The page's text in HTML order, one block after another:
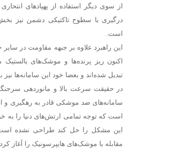
از سوی دیگر استفاده از پهپادهای
درگیری با سطوح تاکتیکی دشمن نیز
است.
این راهبرد علاوه بر جبهه مقاومت در
اکنون ریز پرنده‌ها و موشک‌های بالستیک
تبدیل شده‌اند و بعضا خود این سامانه‌ها
در حقیقت سرعت بالا و مانوردهی
سامانه‌های ضد موشکی قادر به رهگیری و
است که توجه تمامی ارتش‌های دنیا را به
این مشکل را حل کند طراحی نشده است.
مقابله با موشک‌های هایپرسونیک را آغاز